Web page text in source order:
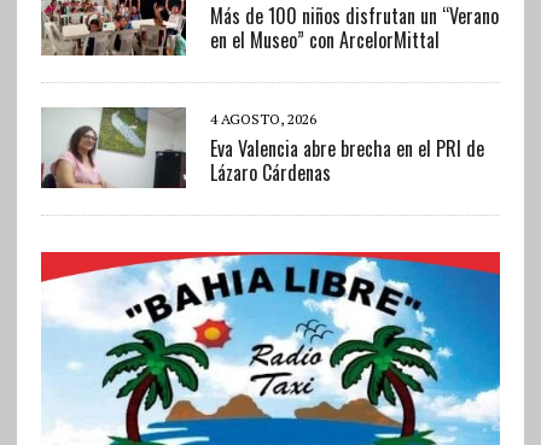
Más de 100 niños disfrutan un “Verano
en el Museo” con ArcelorMittal
4 AGOSTO, 2026
Eva Valencia abre brecha en el PRI de
Lázaro Cárdenas